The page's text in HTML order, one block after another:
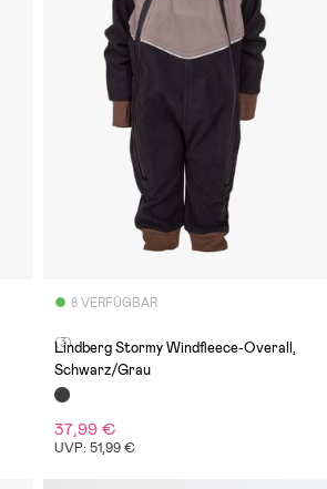
8 VERFÜGBAR
(3)
Lindberg Stormy Windfleece-Overall,
Schwarz/Grau
37,99 €
UVP: 51,99 €